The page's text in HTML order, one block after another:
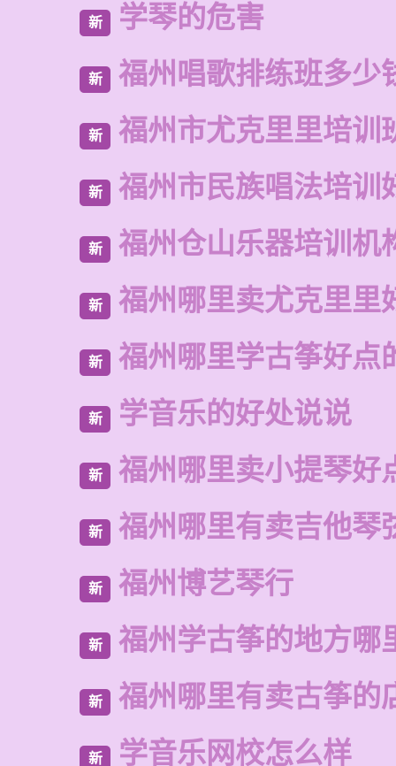
新 学琴的危害
新 福州唱歌排练班多少
新 福州市尤克里里培训
新 福州市民族唱法培训
新 福州仓山乐器培训机
新 福州哪里卖尤克里里
新 福州哪里学古筝好点
新 学音乐的好处说说
新 福州哪里卖小提琴好
新 福州哪里有卖吉他琴
新 福州博艺琴行
新 福州学古筝的地方哪
新 福州哪里有卖古筝的
新 学音乐网校怎么样